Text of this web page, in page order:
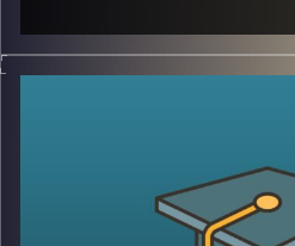
הוירטואלית
העסקי היחיד האפשרי?
את פסטיבל
העוסק בהשפעות